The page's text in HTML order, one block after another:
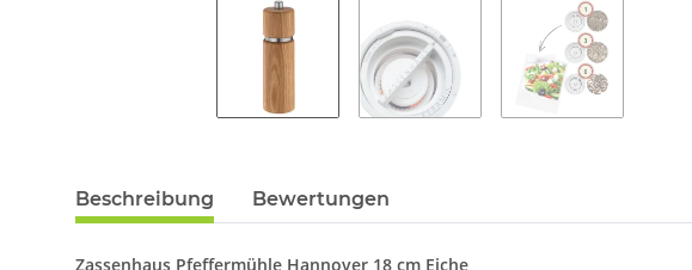
Beschreibung Bewertungen
Zassenhaus Pfeffermühle Hannover 18 cm Eiche